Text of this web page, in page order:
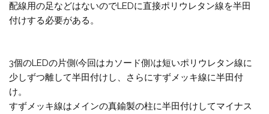
配線用の足などはないのでLEDに直接ポリウレタン線を半田
付けする必要がある。
3個のLEDの片側(今回はカソード側)は短いポリウレタン線に
少しずつ離して半田付けし、さらにすずメッキ線に半田付
け。
すずメッキ線はメインの真鍮製の柱に半田付けしてマイナス